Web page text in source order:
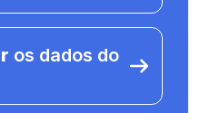
os dados do